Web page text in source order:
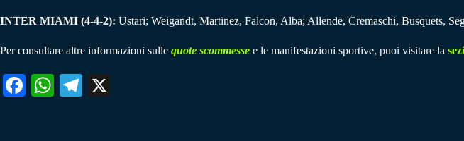
INTER MIAMI (4-4-2): Ustari; Weigandt, Martinez, Falcon, Alba; Allende, Cremaschi, Busquets,
Per consultare altre informazioni sulle quote scommesse e le manifestazioni sportive, puoi visitare la
Fa W
Te